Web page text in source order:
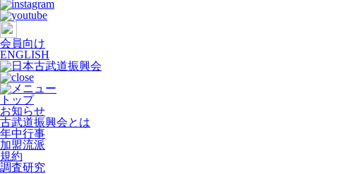
会員向け
ENGLISH
トップ
お知らせ
古武道振興会とは
年中行事
加盟流派
規約
調査研究